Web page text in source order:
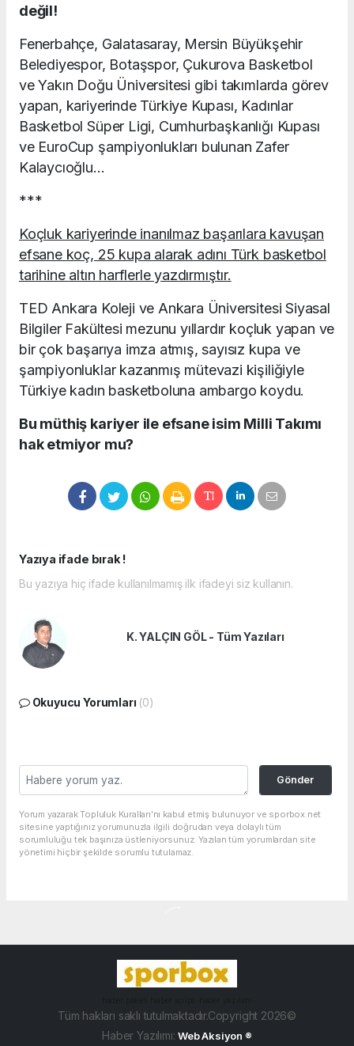
değil!
Fenerbahçe, Galatasaray, Mersin Büyükşehir
Belediyespor, Botaşspor, Çukurova Basketbol
ve Yakın Doğu Üniversitesi gibi takımlarda görev
yapan, kariyerinde Türkiye Kupası, Kadınlar
Basketbol Süper Ligi, Cumhurbaşkanlığı Kupası
ve EuroCup şampiyonlukları bulunan Zafer
Kalaycıoğlu…
***
Koçluk kariyerinde inanılmaz başarılara kavuşan
efsane koç, 25 kupa alarak adını Türk basketbol
tarihine altın harflerle yazdırmıştır.
TED Ankara Koleji ve Ankara Üniversitesi Siyasal
Bilgiler Fakültesi mezunu yıllardır koçluk yapan ve
bir çok başarıya imza atmış, sayısız kupa ve
şampiyonluklar kazanmış mütevazi kişiliğiyle
Türkiye kadın basketboluna ambargo koydu.
Bu müthiş kariyer ile efsane isim Milli Takımı
hak etmiyor mu?
Yazıya ifade bırak !
Bu yazıya hiç ifade kullanılmamış ilk ifadeyi siz kullanın.
K. YALÇIN GÖL - Tüm Yazıları
Okuyucu Yorumları (0)
Gönder
Yorum yazarak Topluluk Kuralları’nı kabul etmiş bulunuyor ve sporbox.net
sitesine yaptığınız yorumunuzla ilgili doğrudan veya dolaylı tüm
sorumluluğu tek başınıza üstleniyorsunuz. Yazılan tüm yorumlardan site
yönetimi hiçbir şekilde sorumlu tutulamaz.
Tüm hakları saklı tutulmaktadır.Copyright 2026©
Haber Yazılımı:Web Aksiyon ®